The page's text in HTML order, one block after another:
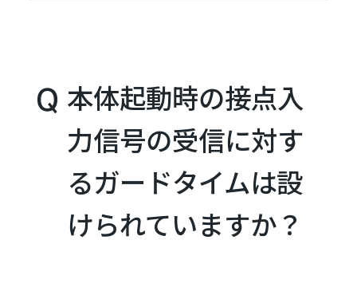
本体起動時の接点入
力信号の受信に対す
るガードタイムは設
けられていますか？